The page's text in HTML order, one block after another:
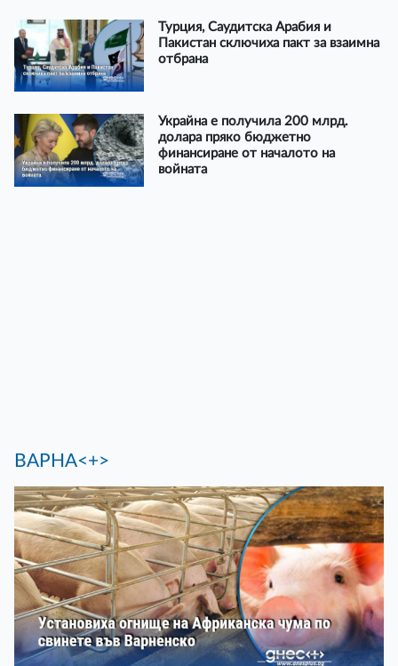
Турция, Саудитска Арабия и
Пакистан сключиха пакт за взаимна
отбрана
Украйна е получила 200 млрд.
долара пряко бюджетно
финансиране от началото на
войната
ВАРНА<+>